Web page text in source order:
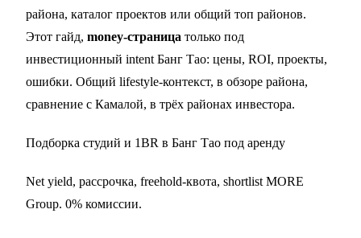
района, каталог проектов или общий топ районов.
Этот гайд, money-страница только под
инвестиционный intent Банг Тао: цены, ROI, проекты,
ошибки. Общий lifestyle-контекст, в обзоре района,
сравнение с Камалой, в трёх районах инвестора.
Подборка студий и 1BR в Банг Тао под аренду
Net yield, рассрочка, freehold-квота, shortlist MORE
Group. 0% комиссии.